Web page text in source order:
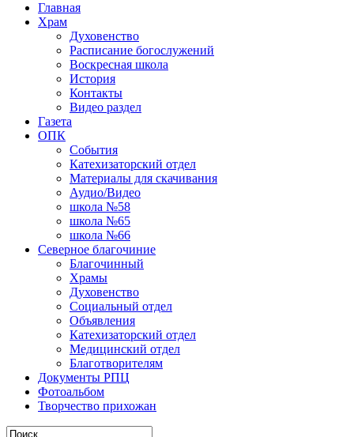
Главная
Храм
Духовенство
Расписание богослужений
Воскресная школа
История
Контакты
Видео раздел
Газета
ОПК
События
Катехизаторский отдел
Материалы для скачивания
Аудио/Видео
школа №58
школа №65
школа №66
Северное благочиние
Благочинный
Храмы
Духовенство
Социальный отдел
Объявления
Катехизаторский отдел
Медицинский отдел
Благотворителям
Документы РПЦ
Фотоальбом
Творчество прихожан